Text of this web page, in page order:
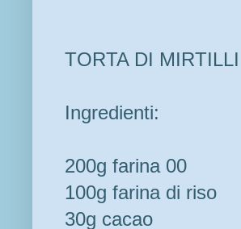
TORTA DI
Ingredienti:
200g farina 00
100g farina di riso
30g cacao